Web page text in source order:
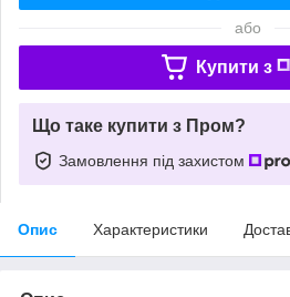
або
Купити з
Що таке купити з Пром?
Замовлення під захистом
Опис Характеристики